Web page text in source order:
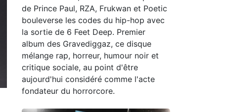
de Prince Paul, RZA, Frukwan et Poetic
bouleverse les codes du hip-hop avec
la sortie de 6 Feet Deep. Premier
album des Gravediggaz, ce disque
mélange rap, horreur, humour noir et
critique sociale, au point d'être
aujourd'hui considéré comme l'acte
fondateur du horrorcore.